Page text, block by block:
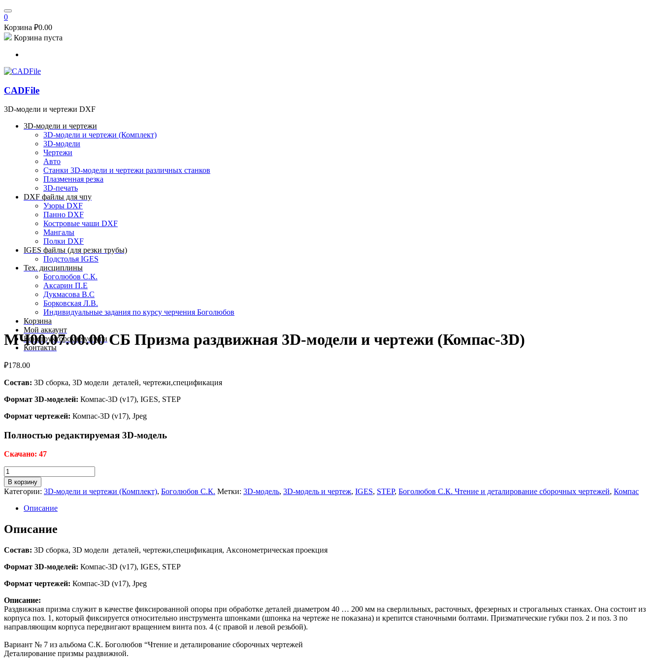
0
Корзина ₽0.00
Корзина пуста
CADFile
3D-модели и чертежи DXF
3D-модели и чертежи
3D-модели и чертежи (Комплект)
3D-модели
Чертежи
Авто
Станки 3D-модели и чертежи различных станков
Плазменная резка
3D-печать
DXF файлы для чпу
Узоры DXF
Панно DXF
Костровые чаши DXF
Мангалы
Полки DXF
IGES файлы (для резки трубы)
Подстолья IGES
Тех. дисциплины
Боголюбов С.К.
Аксарин П.Е
Дукмасова В.С
Борковская Л.В.
Индивидуальные задания по курсу черчения Боголюбов
Корзина
Мой аккаунт
Конструкторские услуги
Контакты
МЧ00.07.00.00 СБ Призма раздвижная 3D-модели и чертежи (Компас-3D)
₽178.00
Состав: 3D сборка, 3D модели деталей, чертежи,спецификация
Формат 3D-моделей: Компас-3D (v17), IGES, STEP
Формат чертежей: Компас-3D (v17), Jpeg
Полностью редактируемая 3D-модель
Скачано: 47
Количество
товара
МЧ00.07.00.00
СБ
Призма
раздвижная
3D-
модели
чертежи
В корзину
Категории: 3D-модели и чертежи (Комплект), Боголюбов С.К. Метки: 3D-модель, 3D-модель и чертеж, IGES, STEP, Боголюбов С.К. Чтение и деталирование сборочных чертежей, Компас
Описание
Описание
Состав: 3D сборка, 3D модели деталей, чертежи,спецификация, Аксонометрическая проекция
Формат 3D-моделей: Компас-3D (v17), IGES, STEP
Формат чертежей: Компас-3D (v17), Jpeg
Описание:
Раздвижная призма служит в качестве фиксированной опоры при обработке деталей диаметром 40 … 200 мм на сверлильных, расточных, фрезерных и строгальных станках. Она состоит из
корпуса поз. 1, который фиксируется относительно инструмента шпонками (шпонка на чертеже не показана) и крепится станочными болтами. Призматические губки поз. 2 и поз. 3 по
направляющим корпуса передвигают вращением винта поз. 4 (с правой и левой резьбой).
Вариант № 7 из альбома C.К. Боголюбов “Чтение и деталирование сборочных чертежей
Деталирование призмы раздвижной.